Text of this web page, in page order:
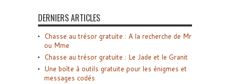
DERNIERS ARTICLES
Chasse au trésor gratuite : A la recherche de Mr
ou Mme
Chasse au trésor gratuite : Le Jade et le Granit
Une boîte à outils gratuite pour les énigmes et
messages codés